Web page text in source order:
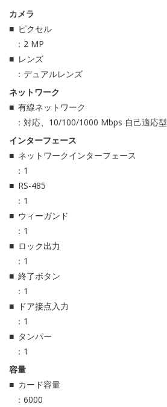
カメラ
ピクセル
：2 MP
レンズ
：デュアルレンズ
ネットワーク
有線ネットワーク
：対応、10/100/1000 Mbps 自己適応型
インターフェース
ネットワークインターフェース
：1
RS-485
：1
ウィーガンド
：1
ロック出力
：1
終了ボタン
：1
ドア接点入力
：1
タンパー
：1
容量
カード容量
：6000